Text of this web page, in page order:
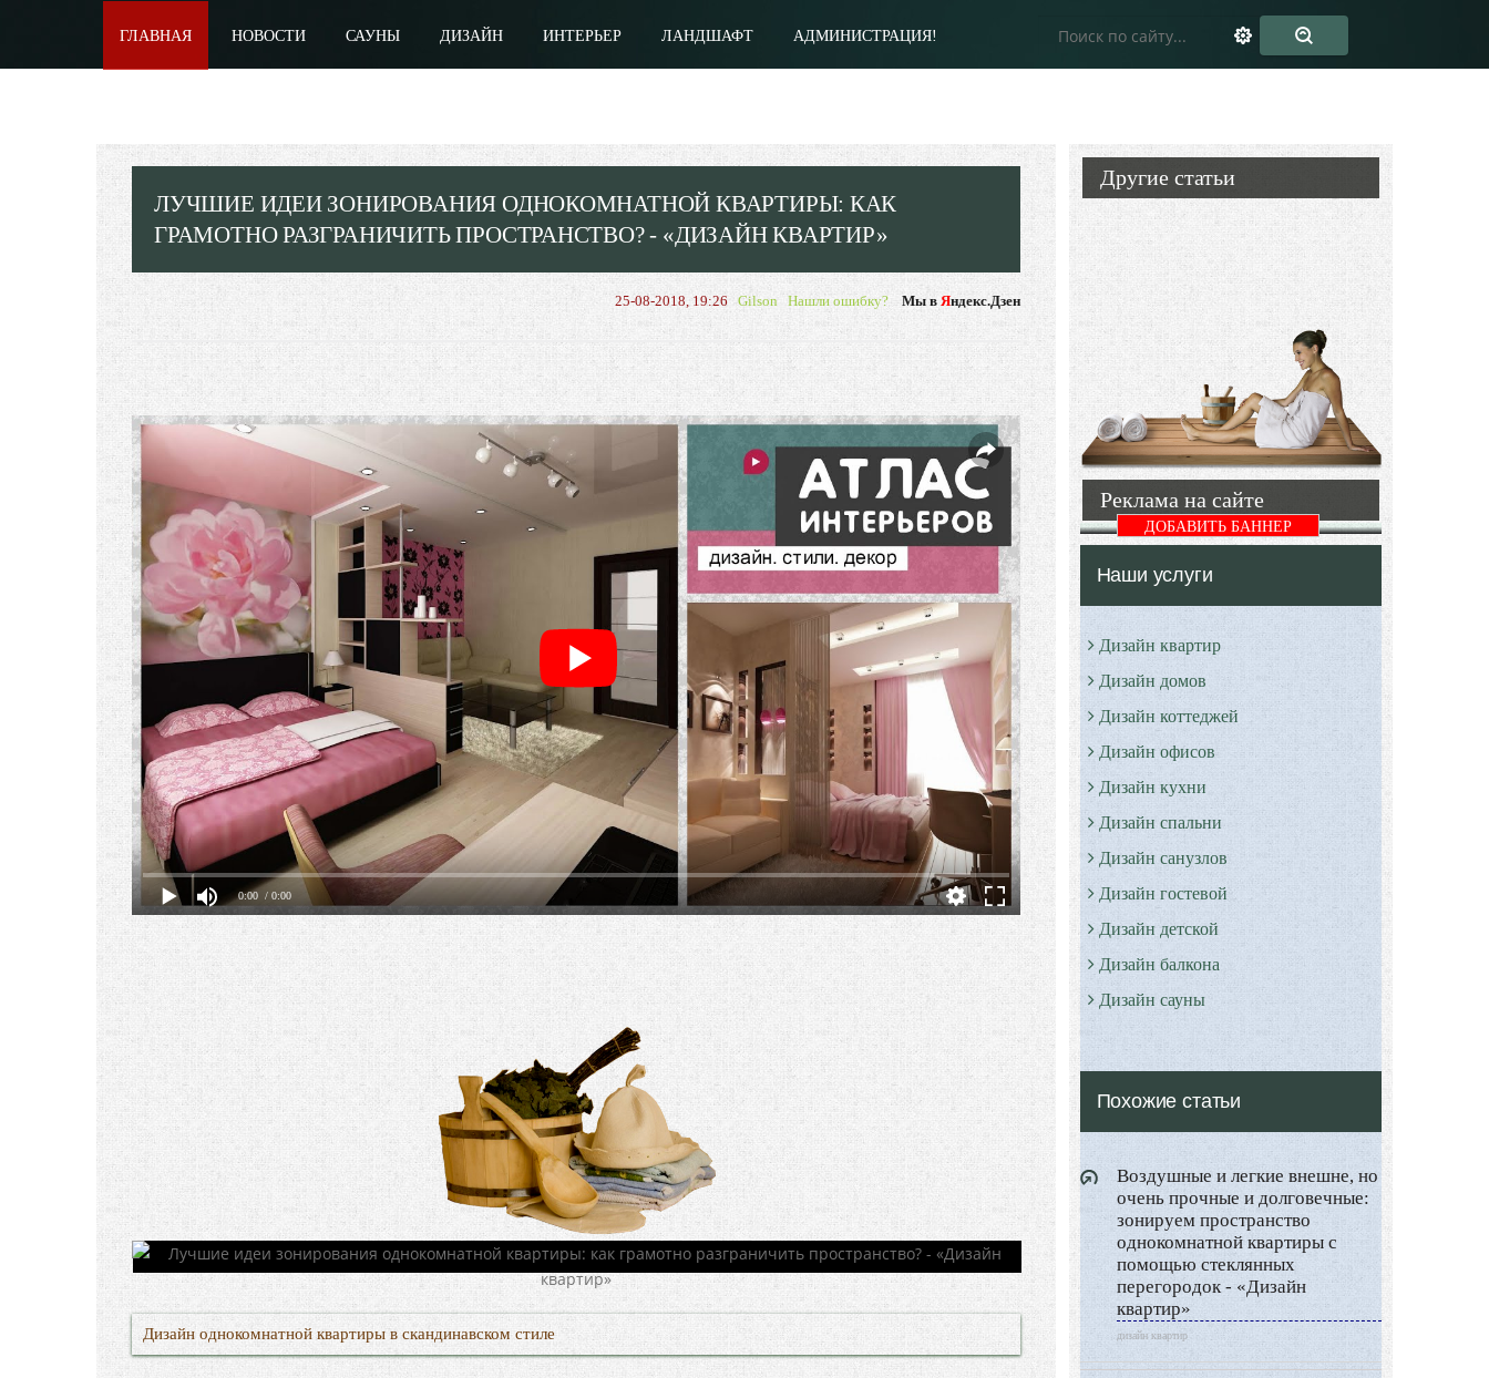
ГЛАВНАЯ НОВОСТИ САУНЫ ДИЗАЙН ИНТЕРЬЕР ЛАНДШАФТ АДМИНИСТРАЦИЯ!
ЛУЧШИЕ ИДЕИ ЗОНИРОВАНИЯ ОДНОКОМНАТНОЙ КВАРТИРЫ: КАК
ГРАМОТНО РАЗГРАНИЧИТЬ ПРОСТРАНСТВО? - «ДИЗАЙН КВАРТИР»
25-08-2018, 19:26 Gilson Нашли ошибку? Мы в Яндекс.Дзен
0:00 / 0:00
Дизайн однокомнатной квартиры в скандинавском стиле
Другие статьи
Реклама на сайте
ДОБАВИТЬ БАННЕР
Наши услуги
Дизайн квартир
Дизайн домов
Дизайн коттеджей
Дизайн офисов
Дизайн кухни
Дизайн спальни
Дизайн санузлов
Дизайн гостевой
Дизайн детской
Дизайн балкона
Дизайн сауны
Дизайн прихожей
Дизайн гардеробной
Все о Сауне и Банях
Дизайн Саун
Типы Бань
Декор
Двор и сад
Архитектура
Дизайн интерьера
Похожие статьи
Воздушные и легкие внешне, но
очень прочные и долговечные:
зонируем пространство
однокомнатной квартиры с
помощью стеклянных
перегородок - «Дизайн
квартир»
дизайн квартир